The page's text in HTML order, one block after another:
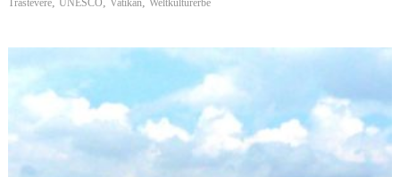
Trastevere UNESCO Vatikan Weltkulturerbe